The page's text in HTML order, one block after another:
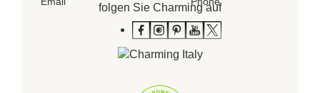
folgen Sie Charming auf